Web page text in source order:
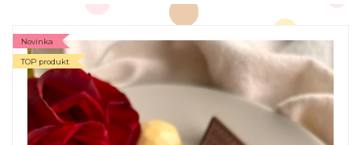
Novinka
TOP produkt